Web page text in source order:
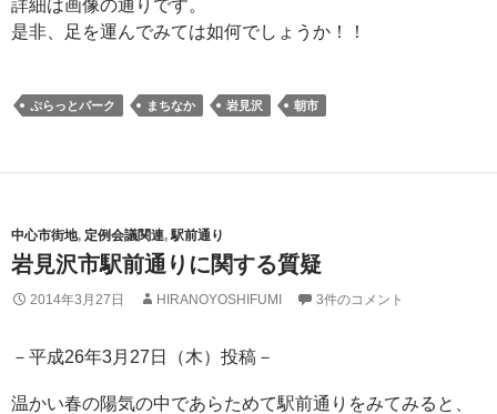
詳細は画像の通りです。
是非、足を運んでみては如何でしょうか！！
ぷらっとパーク まちなか 岩見沢 朝市
中心市街地, 定例会議関連, 駅前通り
岩見沢市駅前通りに関する質疑
2014年3月27日 HIRANOYOSHIFUMI 3件のコメント
－平成26年3月27日（木）投稿－
温かい春の陽気の中であらためて駅前通りをみてみると、